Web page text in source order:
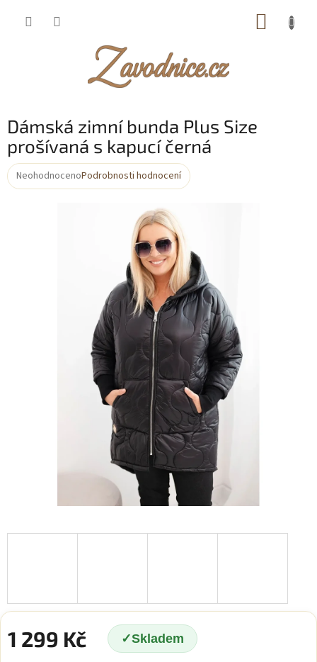
Dámská zimní bunda Plus Size
prošívaná s kapucí černá
Průměrné
NeohodnocenoPodrobnosti hodnocení
1 299 Kč Skladem